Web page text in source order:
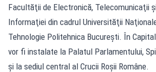
Facultăţii de Electronică, Telecomunicaţii
Informaţiei din cadrul Universităţii
Tehnologie Politehnica Bucureşti. În
vor fi instalate la Palatul Parlamentului,
şi la sediul central al Crucii Roşii Române.